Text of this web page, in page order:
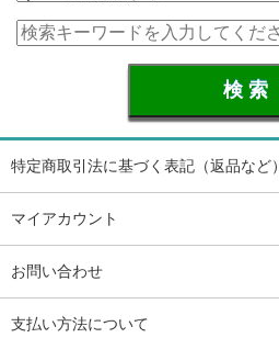
特定商取引法に基づく表記（返品など）
マイアカウント
お問い合わせ
支払い方法について